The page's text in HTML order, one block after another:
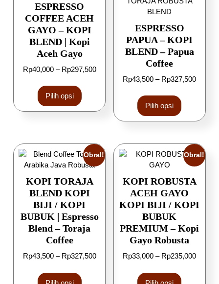
ESPRESSO
COFFEE ACEH
GAYO – KOPI
BLEND | Kopi
Aceh Gayo
Rp40,000 – Rp297,500
Pilih opsi
ESPRESSO
PAPUA – KOPI
BLEND – Papua
Coffee
Rp43,500 – Rp327,500
Pilih opsi
Obral!
KOPI TORAJA
BLEND KOPI
BIJI / KOPI
BUBUK | Espresso
Blend – Toraja
Coffee
Rp43,500 – Rp327,500
Obral!
KOPI ROBUSTA
ACEH GAYO
KOPI BIJI / KOPI
BUBUK
PREMIUM – Kopi
Gayo Robusta
Rp33,000 – Rp235,000